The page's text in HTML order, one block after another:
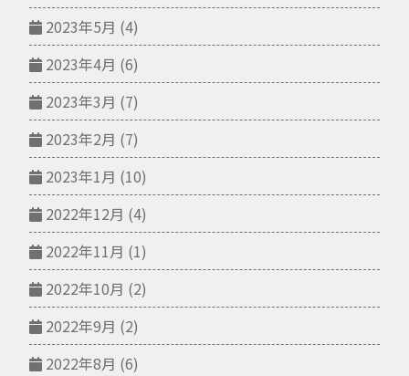
2023年5月 (4)
2023年4月 (6)
2023年3月 (7)
2023年2月 (7)
2023年1月 (10)
2022年12月 (4)
2022年11月 (1)
2022年10月 (2)
2022年9月 (2)
2022年8月 (6)